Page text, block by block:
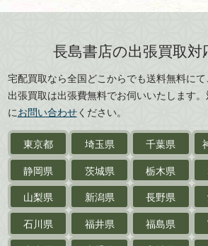
版画・リトグラフ・
刀剣・鎧・甲冑
武道書・武術書
近代文学・
サイン色紙
作家草稿・原稿・肉筆
探偵小説・推理小説
乗物
島根県
岡山県
徳島県
香川県
愛媛県
長島書店の出張買取対
宅配買取なら全国どこからでも送料無料にて
出張買取は出張費無料でお伺いいたします
にお問い合わせください。
東京都 埼玉県 千葉県
静岡県
茨城県 栃木県
山梨県
新潟県 長野県
石川県
福井県 福島県